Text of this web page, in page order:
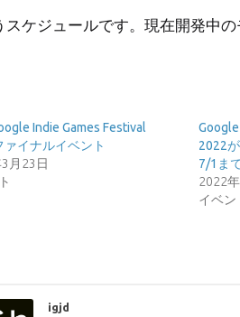
スケジュールです。現在開発中
Indie Games Festival
ァイナルイベント
月23日
2022
7/1ま
2022
イベン
igjd